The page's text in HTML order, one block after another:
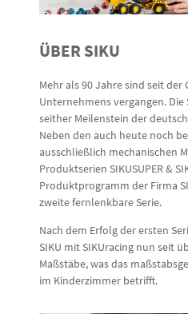
ÜBER SIKU
Mehr als 90 Jahre sind seit der
Unternehmens vergangen.
seither Meilenstein der
Neben den auch heute noch
ausschließlich mechanischen
Produktserien SIKUSUPER &
Produktprogramm der Firma
zweite fernlenkbare Serie.
Nach dem Erfolg der ersten
SIKU mit SIKUracing nun seit
Maßstäbe, was das
im Kinderzimmer betrifft.